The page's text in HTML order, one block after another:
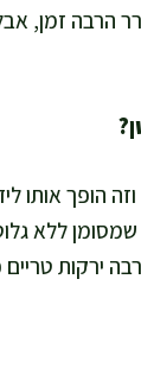
הרבה זמן,
הופך אותו
ללא
ירקות טריים